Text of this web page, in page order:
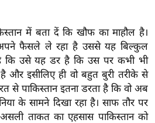
में बता दें कि खौफ का माहौल है।
अपने फैसले ले रहा है उससे यह बिल्कुल
उसे यह डर है कि उस पर कभी भी
इसीलिए ही वो बहुत बुरी तरीके से
से पाकिस्तान इतना डरता है कि वो अब
के सामने दिखा रहा है। साफ तौर पर
ताकत का एहसास पाकिस्तान को